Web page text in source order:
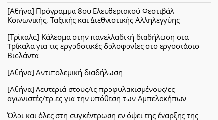
[Αθήνα] Πρόγραμμα 8ου Ελευθεριακού Φεστιβάλ
Κοινωνικής, Ταξικής και Διεθνιστικής Αλληλεγγύης
[Τρίκαλα] Κάλεσμα στην πανελλαδική διαδήλωση στα
Τρίκαλα για τις εργοδοτικές δολοφονίες στο εργοστάσιο
Βιολάντα
[Αθήνα] Αντιπολεμική διαδήλωση
[Αθήνα] Λευτεριά στους/ις προφυλακισμένους/ες
αγωνιστές/τριες για την υπόθεση των Αμπελοκήπων
Όλοι και όλες στη συγκέντρωση εν όψει της έναρξης της